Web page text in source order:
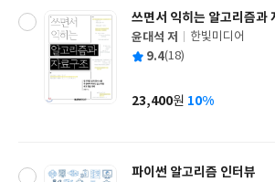
쓰면서 익히는 알고리즘과
글
쓴
윤대석 저
출
사
한빛미디어
평 9.4(18)
가
23,400원 10%
파이썬 알고리즘 인터뷰